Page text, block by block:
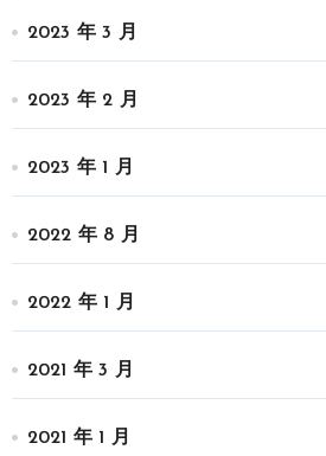
2023 年 3 月
2023 年 2 月
2023 年 1 月
2022 年 8 月
2022 年 1 月
2021 年 3 月
2021 年 1 月